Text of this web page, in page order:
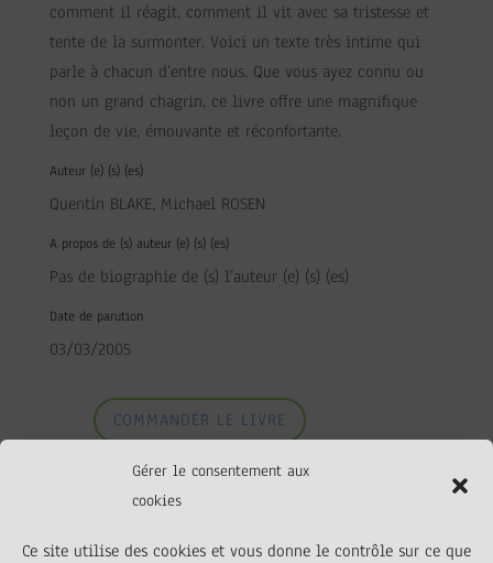
Gérer le consentement aux
cookies
Ce site utilise des cookies et vous donne le contrôle sur ce que
comment il réagit, comment il vit avec sa tristesse et
tente de la surmonter. Voici un texte très intime qui
parle à chacun d’entre nous. Que vous ayez connu ou
non un grand chagrin, ce livre offre une magnifique
leçon de vie, émouvante et réconfortante.
Auteur (e) (s) (es)
Quentin BLAKE, Michael ROSEN
A propos de (s) auteur (e) (s) (es)
Pas de biographie de (s) l’auteur (e) (s) (es)
Date de parution
03/03/2005
COMMANDER LE LIVRE